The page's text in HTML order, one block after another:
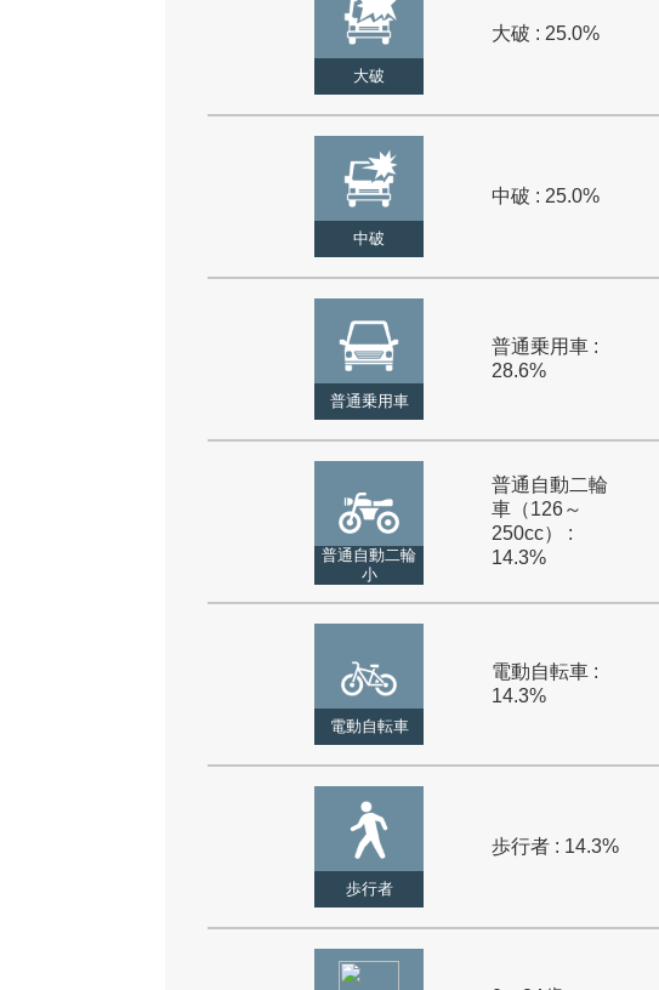
大破
大破 : 25.0%
中破
中破 : 25.0%
普通乗用車
普通乗用車 :
28.6%
普通自動二輪
小
普通自動二輪
車（126～
250cc） :
14.3%
電動自転車
電動自転車 :
14.3%
歩行者
歩行者 : 14.3%